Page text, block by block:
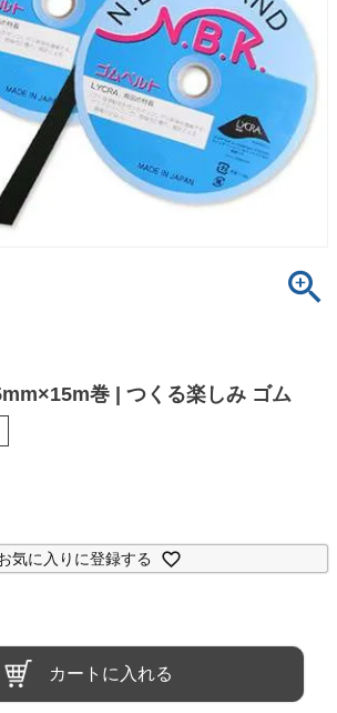
巻 | つくる楽しみ ゴム
気に入りに登録する
カートに入れる